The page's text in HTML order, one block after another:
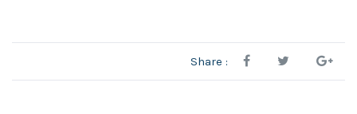
Share :